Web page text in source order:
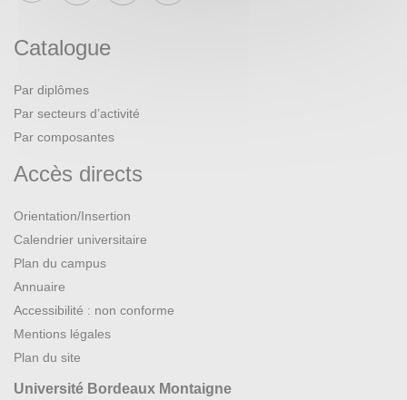
Catalogue
Par diplômes
Par secteurs d’activité
Par composantes
Accès directs
Orientation/Insertion
Calendrier universitaire
Plan du campus
Annuaire
Accessibilité : non conforme
Mentions légales
Plan du site
Université Bordeaux Montaigne